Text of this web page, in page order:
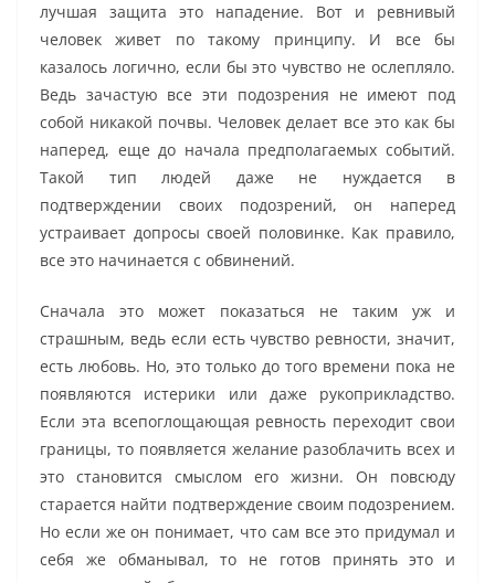
лучшая защита это нападение. Вот и ревнивый
человек живет по такому принципу. И все бы
казалось логично, если бы это чувство не ослепляло.
Ведь зачастую все эти подозрения не имеют под
собой никакой почвы. Человек делает все это как бы
наперед, еще до начала предполагаемых событий.
Такой тип людей даже не нуждается в
подтверждении своих подозрений, он наперед
устраивает допросы своей половинке. Как правило,
все это начинается с обвинений.
Сначала это может показаться не таким уж и
страшным, ведь если есть чувство ревности, значит,
есть любовь. Но, это только до того времени пока не
появляются истерики или даже рукоприкладство.
Если эта всепоглощающая ревность переходит свои
границы, то появляется желание разоблачить всех и
это становится смыслом его жизни. Он повсюду
старается найти подтверждение своим подозрением.
Но если же он понимает, что сам все это придумал и
себя же обманывал, то не готов принять это и